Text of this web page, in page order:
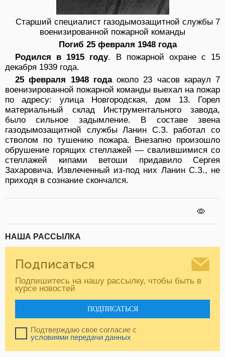
Старший специалист газодымозащитной службы 7
военизированной пожарной команды
Погиб 25 февраля 1948 года
Родился в 1915 году. В пожарной охране с 15
декабря 1939 года.
25 февраля 1948 годаоколо 23 часов караул 7
военизированной пожарной команды выехал на пожар
по адресу: улица Новгородская, дом 13. Горел
материальный склад Инструментального завода,
было сильное задымление. В составе звена
газодымозащитной службы Ланин С.З. работал со
стволом по тушению пожара. Внезапно произошло
обрушение горящих стеллажей — свалившимися со
стеллажей кипами ветоши придавило Сергея
Захаровича. Извлеченный из-под них Ланин С.З., не
приходя в сознание скончался.
НАША РАССЫЛКА
Подписаться
Подпишитесь на нашу рассылку, чтобы быть в
курсе новостей
ПОДПИСАТЬСЯ
Подтверждаю свое согласие с
условиями передачи данных